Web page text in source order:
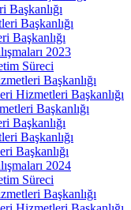
Başkanlığı
Başkanlığı
Başkanlığı
2023
Süreci
Başkanlığı
Hizmetleri Başkanlığı
Başkanlığı
Başkanlığı
Başkanlığı
Başkanlığı
2024
Süreci
Başkanlığı